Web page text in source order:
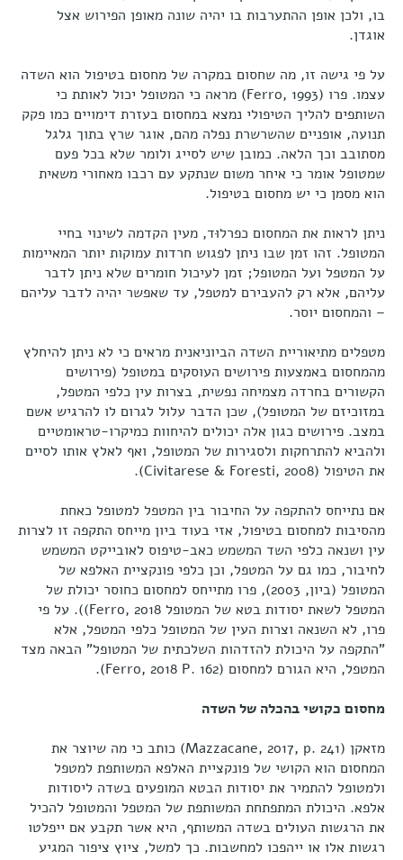
בו, ולכן אופן ההתערבות בו יהיה שונה מאופן הפירוש אצל
אוגדן.
על פי גישה זו, מה שחסום במקרה של מחסום בטיפול הוא השדה
עצמו. פרו (Ferro, 1993) מראה כי המטופל יכול לאותת כי
השותפים להליך הטיפולי נמצא במחסום בעזרת דימויים כמו פקק
תנועה, אופניים שהשרשרת נפלה מהם, אוגר שרץ בתוך גלגל
מסתובב וכך הלאה. כמובן שיש לסייג ולומר שלא בכל פעם
שמטופל אומר כי איחר משום שנתקע עם רכבו מאחורי משאית
הוא מסמן כי יש מחסום בטיפול.
ניתן לראות את המחסום כפרלוּד, מעין הקדמה לשינוי בחיי
המטופל. זהו זמן שבו ניתן לפגוש חרדות עמוקות יותר המאיימות
על המטפל ועל המטופל; זמן לעיכול חומרים שלא ניתן לדבר
עליהם, אלא רק להעבירם למטפל, עד שאפשר יהיה לדבר עליהם
– והמחסום יוסר.
מטפלים מתיאוריית השדה הביוניאנית מראים כי לא ניתן להיחלץ
מהמחסום באמצעות פירושים העוסקים במטופל (פירושים
הקשורים בחרדה מצמיחה נפשית, בצרות עין כלפי המטפל,
במזוכיזם של המטופל), שכן הדבר עלול לגרום לו להרגיש אשם
במצב. פירושים כגון אלה יכולים להיחוות כמיקרו-טראומטיים
ולהביא להתרחקות ולסגירות של המטופל, ואף לאלץ אותו לסיים
את הטיפול (Civitarese & Foresti, 2008).
אם נתייחס להתקפה על החיבור בין המטפל למטופל כאחת
מהסיבות למחסום בטיפול, אזי בעוד ביון מייחס התקפה זו לצרות
עין ושנאה כלפי השד המשמש כאב-טיפוס לאובייקט המשמש
לחיבור, כמו גם על המטפל, וכן כלפי פונקציית האלפא של
המטופל (ביון, 2003), פרו מתייחס למחסום כחוסר יכולת של
המטפל לשאת יסודות בטא של המטופל Ferro, 2018)). על פי
פרו, לא השנאה וצרות העין של המטופל כלפי המטפל, אלא
"התקפה על היכולת להזדהות השלכתית של המטופל" הבאה מצד
המטפל, היא הגורם למחסום (Ferro, 2018 P. 162).
מחסום כקושי בהכלה של השדה
מזאקן (Mazzacane, 2017, p. 241) כותב כי מה שיוצר את
המחסום הוא הקושי של פונקציית האלפא המשותפת למטפל
ולמטופל להתמיר את יסודות הבטא המופעים בשדה ליסודות
אלפא. היכולת המתפתחת המשותפת של המטפל והמטופל להכיל
את הרגשות העולים בשדה המשותף, היא אשר תקבע אם ייפלטו
רגשות אלו או ייהפכו למחשבות. כך למשל, ציוץ ציפור המגיע